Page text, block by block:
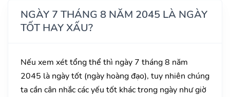
NGÀY 7 THÁNG 8 NĂM 2045 LÀ NGÀY
TỐT HAY XẤU?
Nếu xem xét tổng thể thì ngày 7 tháng 8 năm
2045 là ngày tốt (ngày hoàng đạo), tuy nhiên chúng
ta cần cân nhắc các yếu tốt khác trong ngày như giờ